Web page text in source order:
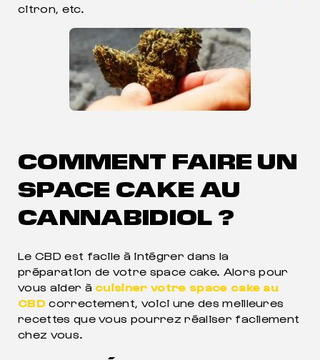
citron, etc.
COMMENT FAIRE UN
SPACE CAKE AU
CANNABIDIOL ?
Le CBD est facile à intégrer dans la
préparation de votre space cake. Alors pour
vous aider à cuisiner votre space cake au
CBD correctement, voici une des meilleures
recettes que vous pourrez réaliser facilement
chez vous.